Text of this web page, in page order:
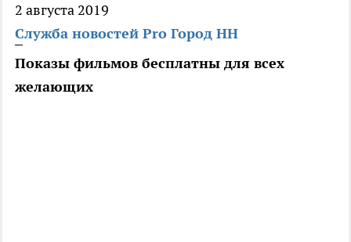
2 августа 2019
Служба новостей Pro Город НН
Показы фильмов бесплатны для всех
желающих